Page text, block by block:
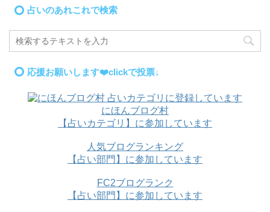
占いのあれこれで検索
応援お願いします❤️clickで投票↓
にほんブログ村
【占いカテゴリ】に参加しています
人気ブログランキング
【占い部門】に参加しています
FC2ブログランク
【占い部門】に参加しています